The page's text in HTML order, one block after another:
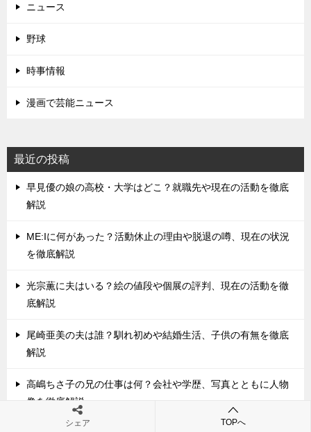
ニュース
野球
時事情報
漫画で芸能ニュース
最近の投稿
早見優の娘の高校・大学はどこ？就職先や現在の活動を徹底
解説
ME:Iに何があった？活動休止の理由や脱退の噂、現在の状況
を徹底解説
光宗薫に夫はいる？絵の値段や個展の評判、現在の活動を徹
底解説
尾崎亜美の夫は誰？馴れ初めや結婚生活、子供の有無を徹底
解説
高嶋ちさ子の兄の仕事は何？会社や学歴、写真とともに人物
像を徹底解説
シェア TOPへ